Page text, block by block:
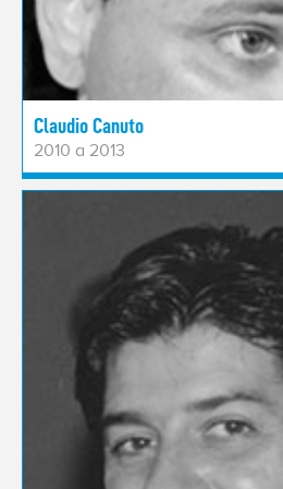
Claudio Canuto
2010 a 2013